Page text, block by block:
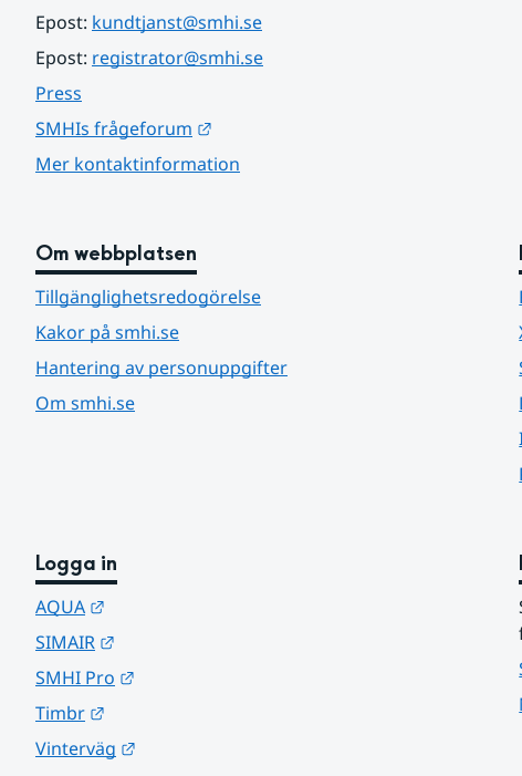
Epost: kundtjanst@smhi.se
Epost: registrator@smhi.se
Press
SMHIs frågeforum
Mer kontaktinformation
Om webbplatsen
Tillgänglighetsredogörelse
Kakor på smhi.se
Hantering av personuppgifter
Om smhi.se
Logga in
AQUA
SIMAIR
SMHI Pro
Timbr
Vinterväg